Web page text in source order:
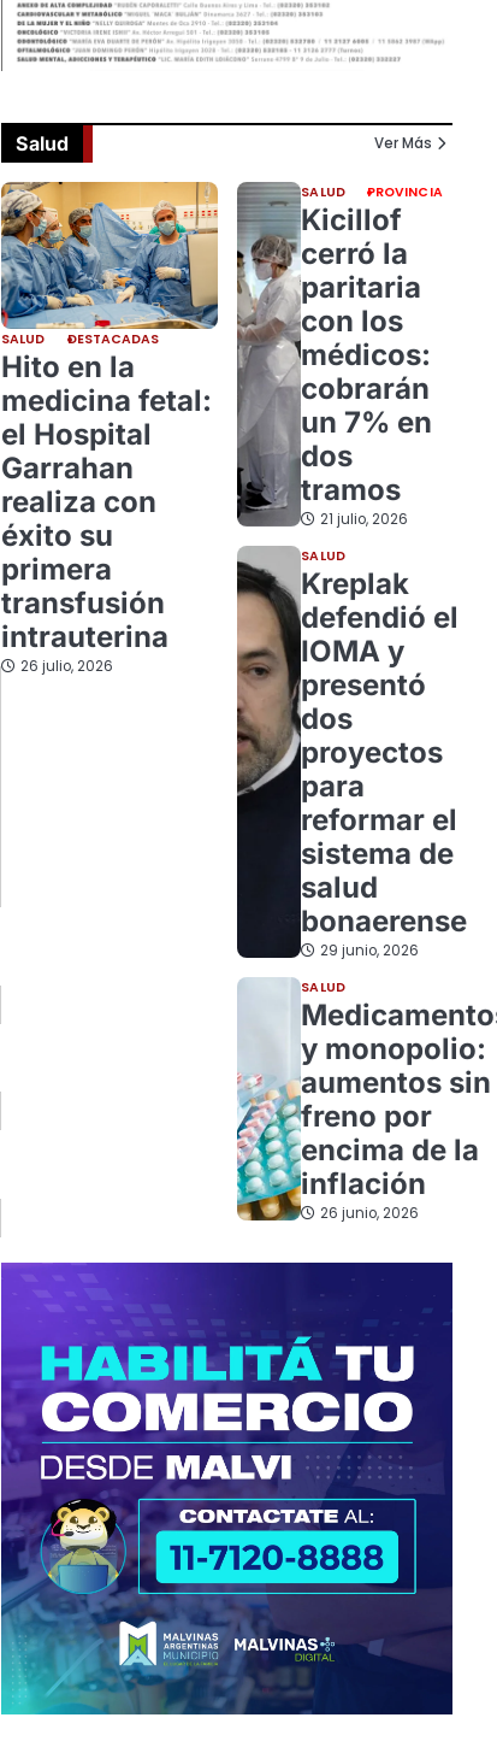
Salud Ver Más
SALUD DESTACADAS
Hito en la
medicina fetal:
el Hospital
Garrahan
realiza con
éxito su
primera
transfusión
intrauterina
26 julio, 2026
SALUD PROVINCIA
Kicillof
cerró la
paritaria
con los
médicos:
cobrarán
un 7% en
dos
tramos
21 julio, 2026
SALUD
Kreplak
defendió el
IOMA y
presentó
dos
proyectos
para
reformar el
sistema de
salud
bonaerense
29 junio, 2026
SALUD
y monopolio:
aumentos sin
freno por
encima de la
inflación
26 junio, 2026